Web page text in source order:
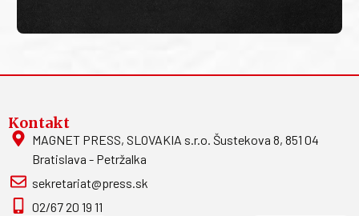
Kontakt
MAGNET PRESS, SLOVAKIA s.r.o. Šustekova 8, 851 04
Bratislava - Petržalka
sekretariat@press.sk
02/67 20 19 11